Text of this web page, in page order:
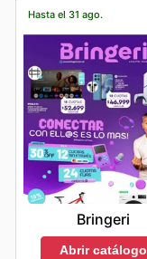
Hasta el 31 ago.
Bringeri
Abrir catálogo